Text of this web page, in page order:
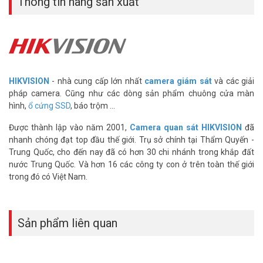
HIKVISION - nhà cung cấp lớn nhất camera giám sátvà các giải
pháp camera. Cũng như các dòng sản phẩm chuông cửa màn
hình, ổ cứng SSD, báo trộm ...
Được thành lập vào năm 2001, Camera quan sát HIKVISION đã
nhanh chóng đạt top đầu thế giới. Trụ sở chính tại Thẩm Quyến -
Trung Quốc, cho đến nay đã có hơn 30 chi nhánh trong khắp đất
nước Trung Quốc. Và hơn 16 các công ty con ở trên toàn thế giới
trong đó có Việt Nam.
Sản phẩm liên quan